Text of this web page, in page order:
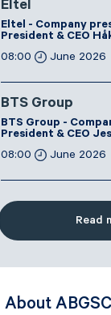
Eltel
Eltel - Company
President & CEO
08:00
June 2026
BTS Group
BTS Group -
President & CEO
08:00
June 2026
Read
About ABGSC